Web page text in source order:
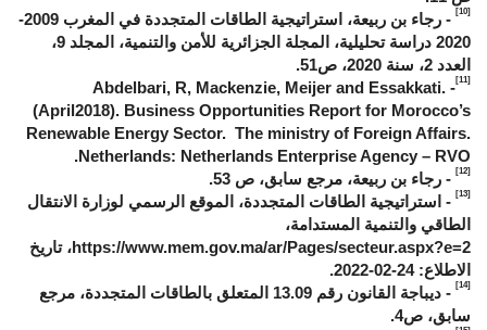
[10]
- رجاء بن ربيعة، استراتيجية الطاقات المتجددة في المغرب 2009-
2020 دراسة تحليلية، المجلة الجزائرية للأمن والتنمية، المجلد 9،
العدد 2، سنة 2020، ص51.
[11]
- Abdelbari, R, Mackenzie, Meijer and Essakkati.
(April2018). Business Opportunities Report for Morocco’s
Renewable Energy Sector. The ministry of Foreign Affairs.
Netherlands: Netherlands Enterprise Agency – RVO.
[12] - رجاء بن ربيعة، مرجع سابق، ص 53.
[13] - استراتيجية الطاقات المتجددة، الموقع الرسمي لوزارة الانتقال
الطاقي والتنمية المستدامة،
https://www.mem.gov.ma/ar/Pages/secteur.aspx?e=2، تاريخ
الاطلاع: 24-02-2022.
[14]
- ديباجة القانون رقم 13.09 المتعلق بالطاقات المتجددة، مرجع
سابق، ص4.